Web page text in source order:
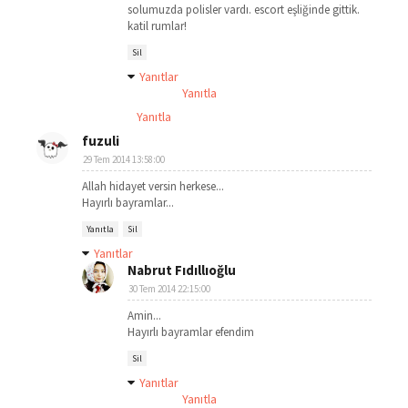
solumuzda polisler vardı. escort eşliğinde gittik.
katil rumlar!
Sil
Yanıtlar
Yanıtla
Yanıtla
fuzuli
29 Tem 2014 13:58:00
Allah hidayet versin herkese...
Hayırlı bayramlar...
Yanıtla Sil
Yanıtlar
Nabrut Fıdıllıoğlu
30 Tem 2014 22:15:00
Amin...
Hayırlı bayramlar efendim
Sil
Yanıtlar
Yanıtla